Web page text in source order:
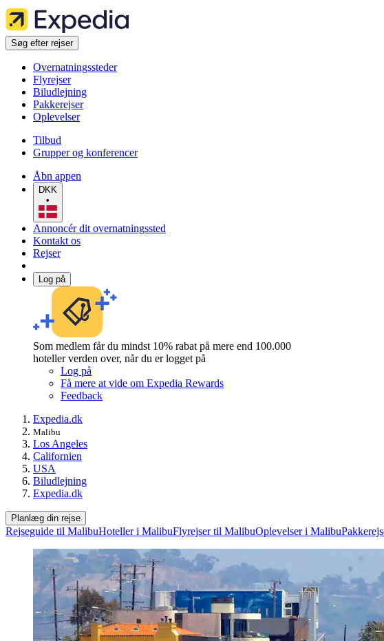
Søg efter rejser
Overnatningssteder
Flyrejser
Biludlejning
Pakkerejser
Oplevelser
Tilbud
Grupper og konferencer
Åbn appen
DKK
•
Annoncér dit overnatningssted
Kontakt os
Rejser
Log på
Som medlem får du mindst 10% rabat på mere end 100.000
hoteller verden over, når du er logget på
Log på
Få mere at vide om Expedia Rewards
Feedback
Expedia.dk
Malibu
Los Angeles
Californien
USA
Biludlejning
Expedia.dk
Planlæg din rejse
Rejseguide til MalibuHoteller i MalibuFlyrejser til MalibuOplevelser i Malibu